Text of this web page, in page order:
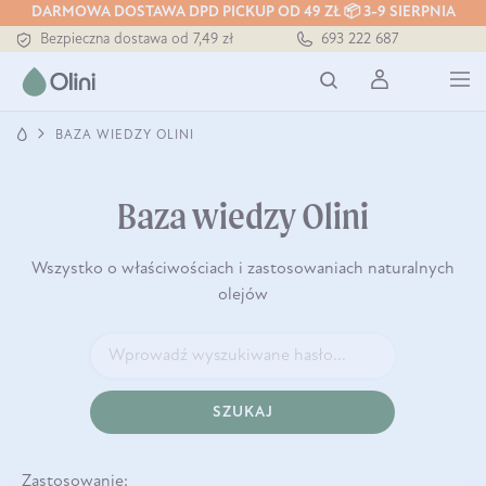
DARMOWA DOSTAWA DPD PICKUP OD 49 ZŁ 📦 3-9 SIERPNIA
Bezpieczna dostawa od 7,49 zł
Darmowa dostawa od 199 zł
Tłoczony zawsze na zimno
693 222 687
BAZA WIEDZY OLINI
Baza wiedzy Olini
Wszystko o właściwościach i zastosowaniach naturalnych
olejów
SZUKAJ
Zastosowanie: